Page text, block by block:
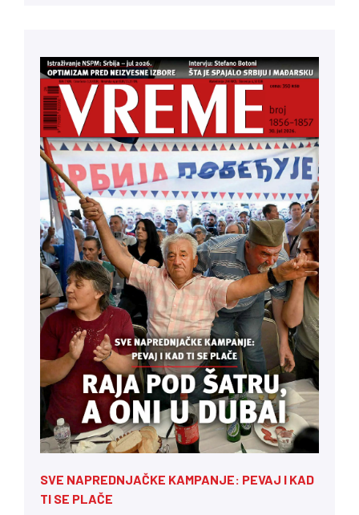
SVE NAPREDNJAČKE KAMPANJE: PEVAJ I KAD
TI SE PLAČE